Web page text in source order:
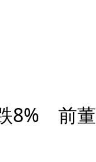
8% 前董